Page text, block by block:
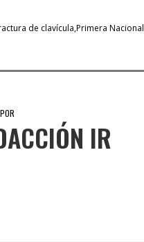
de clavícula Primera Nacional
IR